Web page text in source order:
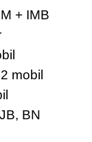
+ IMB
mobil
BN